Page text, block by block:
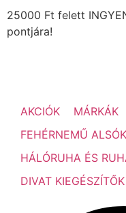
25000 Ft felett
pontjára!
AKCIÓK MÁRKÁK
FEHÉRNEMŰ ALSÓK
HÁLÓRUHA ÉS
DIVAT KIEGÉSZÍTŐK